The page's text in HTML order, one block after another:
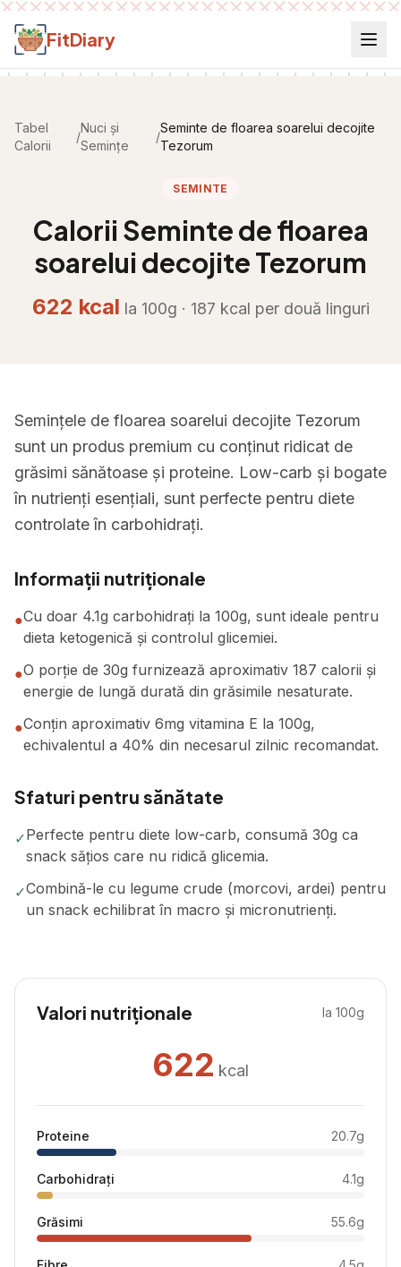
Salt la conținut
FitDiary
Tabel
Calorii
/
Nuci și
Semințe
/
Seminte de floarea soarelui decojite
Tezorum
SEMINTE
Calorii Seminte de floarea
soarelui decojite Tezorum
622 kcal la 100g · 187 kcal per două linguri
Semințele de floarea soarelui decojite Tezorum
sunt un produs premium cu conținut ridicat de
grăsimi sănătoase și proteine. Low-carb și bogate
în nutrienți esențiali, sunt perfecte pentru diete
controlate în carbohidrați.
Informații nutriționale
●Cu doar 4.1g carbohidrați la 100g, sunt ideale pentru
dieta ketogenică și controlul glicemiei.
●O porție de 30g furnizează aproximativ 187 calorii și
energie de lungă durată din grăsimile nesaturate.
●Conțin aproximativ 6mg vitamina E la 100g,
echivalentul a 40% din necesarul zilnic recomandat.
Sfaturi pentru sănătate
✓Perfecte pentru diete low-carb, consumă 30g ca
snack sățios care nu ridică glicemia.
✓Combină-le cu legume crude (morcovi, ardei) pentru
un snack echilibrat în macro și micronutrienți.
Valori nutriționale la 100g
622 kcal
Proteine 20.7g
Carbohidrați 4.1g
Grăsimi 55.6g